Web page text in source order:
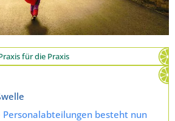
für die Praxis
Personalabteilungen besteht nun